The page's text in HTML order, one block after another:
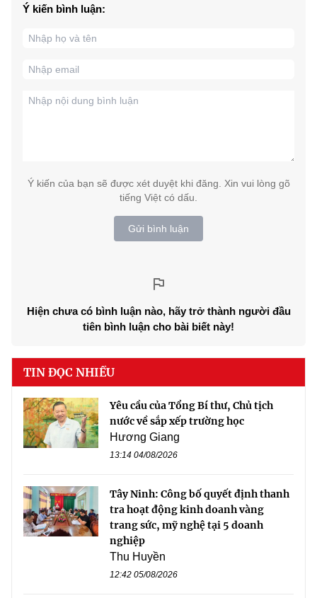
Ý kiến bình luận:
Ý kiến của bạn sẽ được xét duyệt khi đăng. Xin vui lòng gõ
tiếng Việt có dấu.
Gửi bình luận
Hiện chưa có bình luận nào, hãy trở thành người đầu
tiên bình luận cho bài biết này!
TIN ĐỌC NHIỀU
Yêu cầu của Tổng Bí thư, Chủ tịch
nước về sắp xếp trường học
Hương Giang
13:14 04/08/2026
Tây Ninh: Công bố quyết định thanh
tra hoạt động kinh doanh vàng
trang sức, mỹ nghệ tại 5 doanh
nghiệp
Thu Huyền
12:42 05/08/2026